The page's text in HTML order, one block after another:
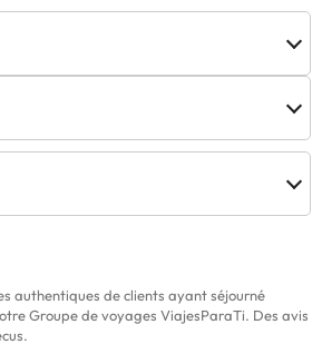
authentiques de clients ayant séjourné
Groupe de voyages ViajesParaTi. Des avis